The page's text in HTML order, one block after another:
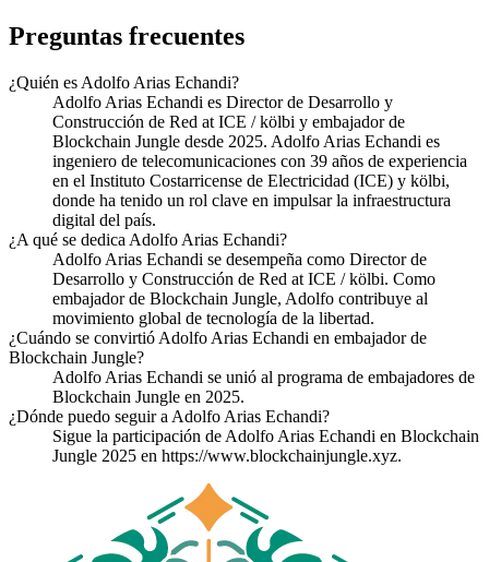
Preguntas frecuentes
¿Quién es Adolfo Arias Echandi?
Adolfo Arias Echandi es Director de Desarrollo y
Construcción de Red at ICE / kölbi y embajador de
Blockchain Jungle desde 2025. Adolfo Arias Echandi es
ingeniero de telecomunicaciones con 39 años de experiencia
en el Instituto Costarricense de Electricidad (ICE) y kölbi,
donde ha tenido un rol clave en impulsar la infraestructura
digital del país.
¿A qué se dedica Adolfo Arias Echandi?
Adolfo Arias Echandi se desempeña como Director de
Desarrollo y Construcción de Red at ICE / kölbi. Como
embajador de Blockchain Jungle, Adolfo contribuye al
movimiento global de tecnología de la libertad.
¿Cuándo se convirtió Adolfo Arias Echandi en embajador de
Blockchain Jungle?
Adolfo Arias Echandi se unió al programa de embajadores de
Blockchain Jungle en 2025.
¿Dónde puedo seguir a Adolfo Arias Echandi?
Sigue la participación de Adolfo Arias Echandi en Blockchain
Jungle 2025 en https://www.blockchainjungle.xyz.